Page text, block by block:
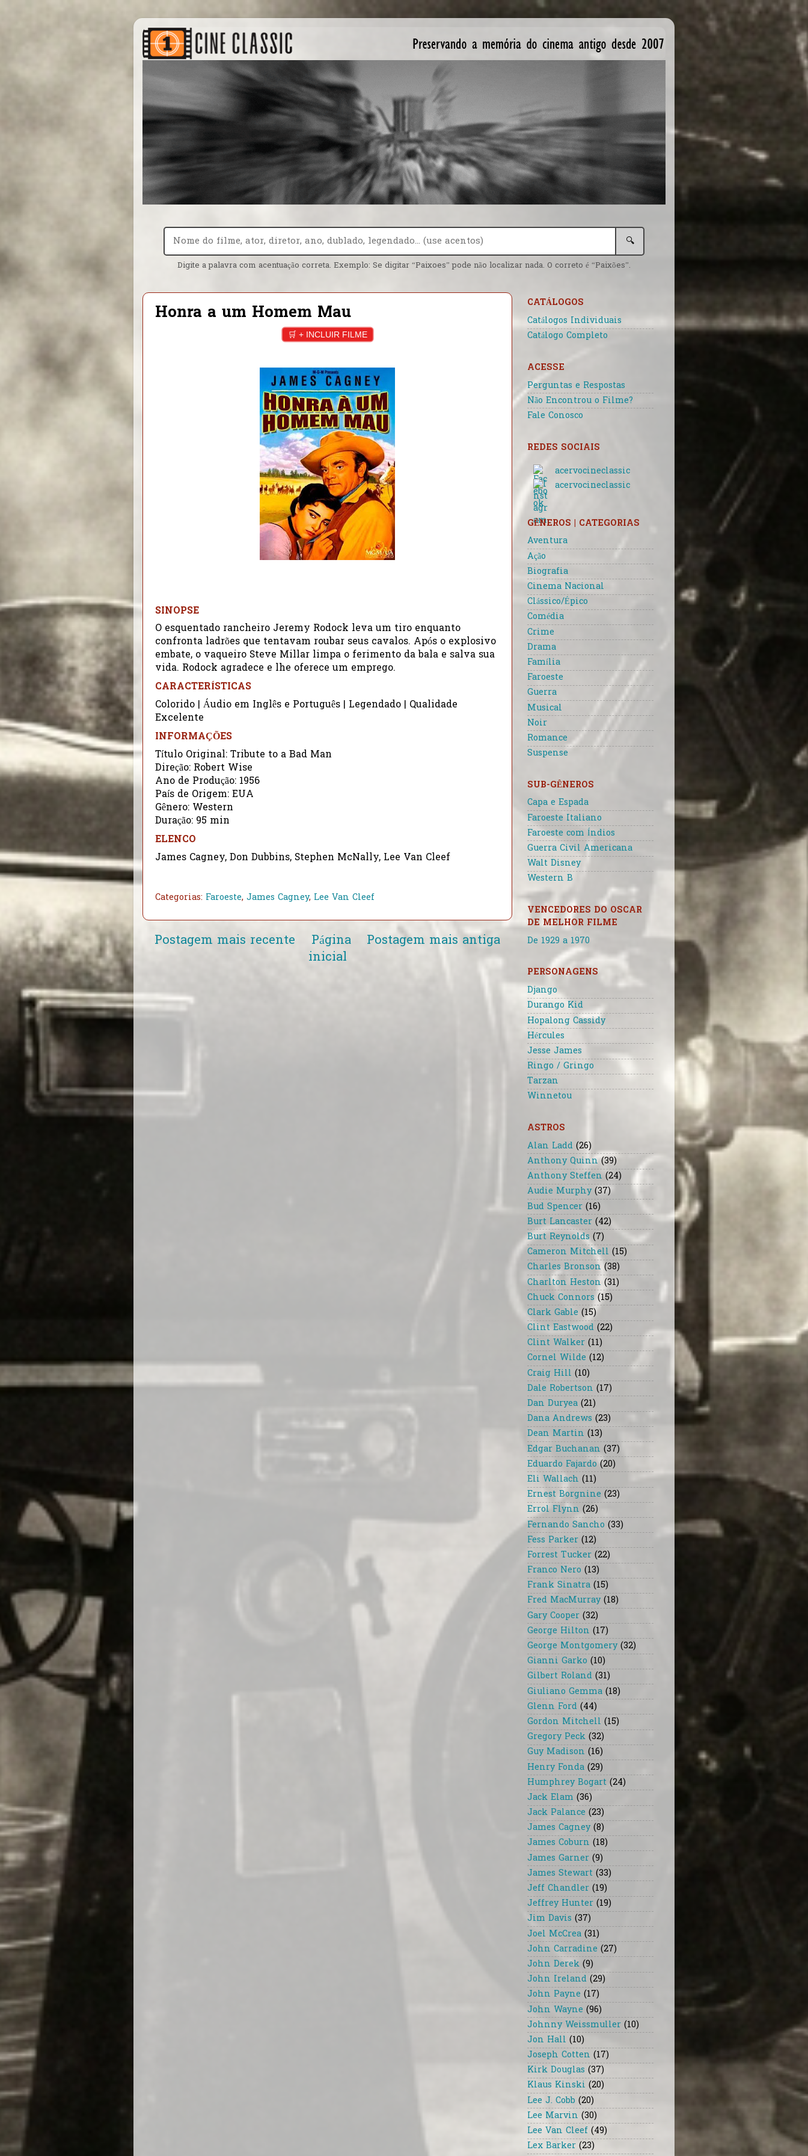
🔍
Digite a palavra com acentuação correta. Exemplo: Se digitar “Paixoes” pode não localizar nada. O correto é “Paixões”.
Honra a um Homem Mau
🛒 + INCLUIR FILME
SINOPSE
O esquentado rancheiro Jeremy Rodock leva um tiro enquanto
confronta ladrões que tentavam roubar seus cavalos. Após o explosivo
embate, o vaqueiro Steve Millar limpa o ferimento da bala e salva sua
vida. Rodock agradece e lhe oferece um emprego.
CARACTERÍSTICAS
Colorido | Áudio em Inglês e Português | Legendado | Qualidade
Excelente
INFORMAÇÕES
Título Original: Tribute to a Bad Man
Direção: Robert Wise
Ano de Produção: 1956
País de Origem: EUA
Gênero: Western
Duração: 95 min
ELENCO
James Cagney, Don Dubbins, Stephen McNally, Lee Van Cleef
Categorias: Faroeste, James Cagney, Lee Van Cleef
Postagem mais recente Postagem mais antiga
Página
inicial
CATÁLOGOS
Catálogos Individuais
Catálogo Completo
ACESSE
Perguntas e Respostas
Não Encontrou o Filme?
Fale Conosco
REDES SOCIAIS
acervocineclassic
acervocineclassic
GÊNEROS | CATEGORIAS
Aventura
Ação
Biografia
Cinema Nacional
Clássico/Épico
Comédia
Crime
Drama
Família
Faroeste
Guerra
Musical
Noir
Romance
Suspense
SUB-GÊNEROS
Capa e Espada
Faroeste Italiano
Faroeste com Índios
Guerra Civil Americana
Walt Disney
Western B
VENCEDORES DO OSCAR
DE MELHOR FILME
De 1929 a 1970
PERSONAGENS
Django
Durango Kid
Hopalong Cassidy
Hércules
Jesse James
Ringo / Gringo
Tarzan
Winnetou
ASTROS
Alan Ladd (26)
Anthony Quinn (39)
Anthony Steffen (24)
Audie Murphy (37)
Bud Spencer (16)
Burt Lancaster (42)
Burt Reynolds (7)
Cameron Mitchell (15)
Charles Bronson (38)
Charlton Heston (31)
Chuck Connors (15)
Clark Gable (15)
Clint Eastwood (22)
Clint Walker (11)
Cornel Wilde (12)
Craig Hill (10)
Dale Robertson (17)
Dan Duryea (21)
Dana Andrews (23)
Dean Martin (13)
Edgar Buchanan (37)
Eduardo Fajardo (20)
Eli Wallach (11)
Ernest Borgnine (23)
Errol Flynn (26)
Fernando Sancho (33)
Fess Parker (12)
Forrest Tucker (22)
Franco Nero (13)
Frank Sinatra (15)
Fred MacMurray (18)
Gary Cooper (32)
George Hilton (17)
George Montgomery (32)
Gianni Garko (10)
Gilbert Roland (31)
Giuliano Gemma (18)
Glenn Ford (44)
Gordon Mitchell (15)
Gregory Peck (32)
Guy Madison (16)
Henry Fonda (29)
Humphrey Bogart (24)
Jack Elam (36)
Jack Palance (23)
James Cagney (8)
James Coburn (18)
James Garner (9)
James Stewart (33)
Jeff Chandler (19)
Jeffrey Hunter (19)
Jim Davis (37)
Joel McCrea (31)
John Carradine (27)
John Derek (9)
John Ireland (29)
John Payne (17)
John Wayne (96)
Johnny Weissmuller (10)
Jon Hall (10)
Joseph Cotten (17)
Kirk Douglas (37)
Klaus Kinski (20)
Lee J. Cobb (20)
Lee Marvin (30)
Lee Van Cleef (49)
Lex Barker (23)